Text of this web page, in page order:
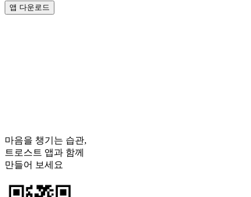
앱 다운로드
마음을 챙기는 습관,
트로스트 앱과 함께
만들어 보세요